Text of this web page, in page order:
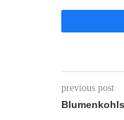
previous post